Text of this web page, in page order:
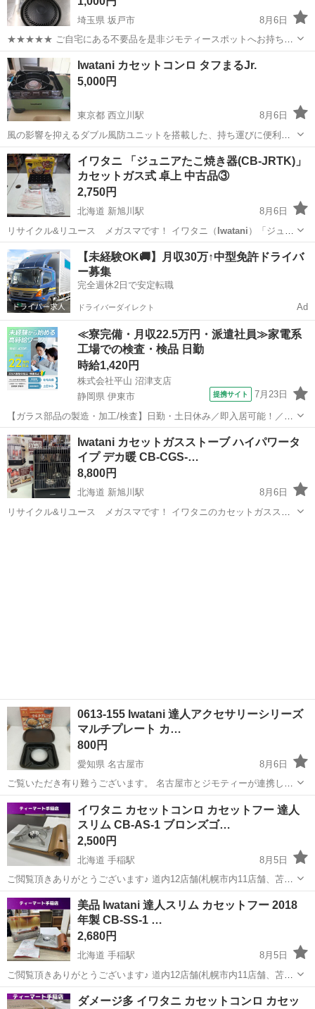
埼玉県 坂戸市
8月6日
★★★★★ ご自宅にある不要品を是非ジモティースポットへお持ち込
みしませんか？ 家電、趣味・スポーツ・レジャー用品、こども用品、
衣料服飾品、生活雑貨、家具、本、CD・DVDなどが無料でまとめて持
ち込めます！ ※詳細はこ...
埼玉 坂戸市 調理器具 Iwatani
Iwatani カセットコンロ タフまるJr.
5,000円
東京都 西立川駅
8月6日
風の影響を抑えるダブル風防ユニットを搭載した、持ち運びに便利な
コンパクトサイズのカセットコンロです。 - ブランド:Iwatani- 製品
名: タフまるJr. - カラー: オリーブ - 付属品: 専用キャリングケース...
東京 昭島市 西立川駅 キッチン家電
イワタニ 「ジュニアたこ焼き器(CB-JRTK)」
カセットガス式 卓上 中古品③
2,750円
北海道 新旭川駅
8月6日
リサイクル&リユース メガスマです！ イワタニ（ Iwatani ）「ジュニ
アたこ焼き器（CB-JRTK）」になります。 カセットガスを使用する卓
上タイプのたこ焼き器です。火力調整がしやすく、ご家庭で手軽に外
はカリッと中はふ...
北海道 旭川市 新旭川駅 調理器具 たこ焼き
【未経験OK🚚】月収30万↑中型免許ドライバ
ー募集
完全週休2日で安定転職
ドライバーダイレクト Ad
≪寮完備・月収22.5万円・派遣社員≫家電系
工場での検査・検品 日勤
時給1,420円
株式会社平山 沼津支店
静岡県 伊東市
提携サイト 7月23日
【ガラス部品の製造・加工/検査】日勤・土日休み／即入居可能！／伊
豆でのんびりライフ♪ ガラス部品の製造・加工/検査 【株式会社平山で
の正社員採用（無期雇用派遣）となります】 「2人で同じ職場で働き
たい」 「仕事も休みも一...
静岡 伊東市
Iwatani カセットガスストーブ ハイパワータ
イプ デカ暖 CB-CGS-…
8,800円
北海道 新旭川駅
8月6日
リサイクル&リユース メガスマです！ イワタニのカセットガススト
0613-155 Iwatani 達人アクセサリーシリーズ
マルチプレート カ…
800円
愛知県 名古屋市
8月6日
ご覧いただき有り難うございます。 名古屋市とジモティーが連携して
運営しています。 粗⼤ごみ等の減量を⽬的にまだ使えるものをリユー
スしています。 ★★★★★ ご自宅にある不要品を是非ジモティースポ
ットへお持ち込...
愛知 名古屋市 調理器具 リユース
イワタニ カセットコンロ カセットフー 達人
スリム CB-AS-1 ブロンズゴ…
2,500円
北海道 手稲駅
8月5日
ご閲覧頂きありがとうございます♪ 道内12店舗(札幌市内11店舗、苫小
牧1店舗)展開のリサイクルショップ アウトレットモノハウス系列のテ
ィーマート手稲店です。 交通系、流通系、クレジットカード系、QR
コード系など、...
北海道 札幌市 手稲駅 調理器具
美品 Iwatani 達人スリム カセットフー 2018
年製 CB-SS-1 …
2,680円
北海道 手稲駅
8月5日
ご閲覧頂きありがとうございます♪ 道内12店舗(札幌市内11店舗、苫小
牧1店舗)展開のリサイクルショップ アウトレットモノハウス系列のテ
ィーマート手稲店です。 交通系、流通系、クレジットカード系、QR
北海道 札幌市 調理器具
ダメージ多 イワタニ カセットコンロ カセッ